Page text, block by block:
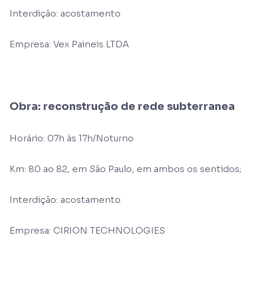
Interdição: acostamento
Empresa: Vex Paineis LTDA
Obra: reconstrução de rede subterranea
Horário: 07h às 17h/Noturno
Km: 80 ao 82, em São Paulo, em ambos os sentidos;
Interdição: acostamento
Empresa: CIRION TECHNOLOGIES